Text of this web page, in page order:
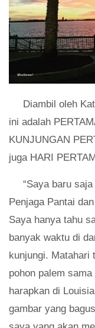
Diambil oleh
ini adalah
KUNJUNGAN
juga HARI
“Saya baru
Penjaga Pantai
Saya hanya tahu
banyak waktu di
kunjungi. Matahari
pohon palem
harapkan di
gambar yang